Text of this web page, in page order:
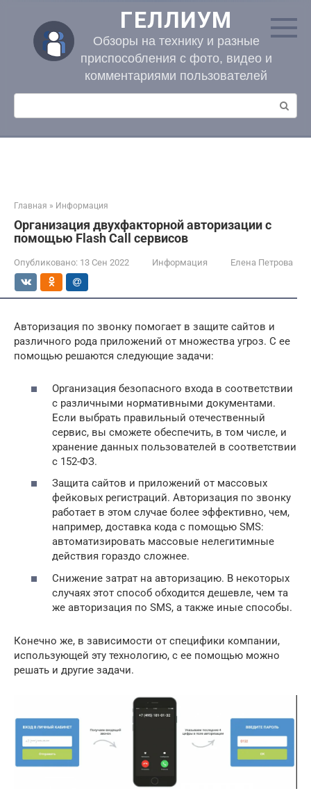
контенту
ГЕЛЛИУМ
Обзоры на технику и разные
приспособления с фото, видео и
комментариями пользователей
Поиск:
Главная » Информация
Организация двухфакторной авторизации с
помощью Flash Call сервисов
Опубликовано: 13 Сен 2022 Информация Елена Петрова
Авторизация по звонку помогает в защите сайтов и
различного рода приложений от множества угроз. С ее
помощью решаются следующие задачи:
Организация безопасного входа в соответствии
с различными нормативными документами.
Если выбрать правильный отечественный
сервис, вы сможете обеспечить, в том числе, и
хранение данных пользователей в соответствии
с 152-ФЗ.
Защита сайтов и приложений от массовых
фейковых регистраций. Авторизация по звонку
работает в этом случае более эффективно, чем,
например, доставка кода с помощью SMS:
автоматизировать массовые нелегитимные
действия гораздо сложнее.
Снижение затрат на авторизацию. В некоторых
случаях этот способ обходится дешевле, чем та
же авторизация по SMS, а также иные способы.
Конечно же, в зависимости от специфики компании,
использующей эту технологию, с ее помощью можно
решать и другие задачи.